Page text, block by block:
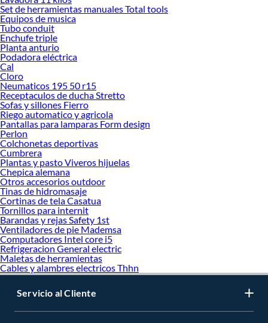
Encuentra todo lo necesario para tus proyectos de renovación y decoración.
¡Visítanos y haz tus ideas realidad!
Set de herramientas manuales Total tools
Equipos de musica
Tubo conduit
Enchufe triple
Planta anturio
Podadora eléctrica
Cal
Cloro
Neumaticos 195 50 r15
Receptaculos de ducha Stretto
Sofas y sillones Fierro
Riego automatico y agricola
Pantallas para lamparas Form design
Perlon
Colchonetas deportivas
Cumbrera
Plantas y pasto Viveros hijuelas
Chepica alemana
Otros accesorios outdoor
Tinas de hidromasaje
Cortinas de tela Casatua
Tornillos para internit
Barandas y rejas Safety 1st
Ventiladores de pie Mademsa
Computadores Intel core i5
Refrigeracion General electric
Maletas de herramientas
Cables y alambres electricos Thhn
Servicio al Cliente